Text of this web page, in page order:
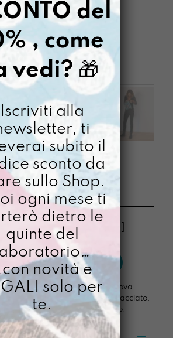
MA GRANDE
ABDITORY
€34,00
X 19,5 x 1,5cm + soffietto ]
LO VOGLIO
nel nostro laboratorio di Padova.
lavorativi, pacco sempre tracciato.
di importo superiore ai 100 euro.
del
, come
vedi? 🎁
Iscriviti alla
ti
subito il
sconto da
sullo Shop.
ogni mese ti
dietro le
quinte del
novità e
solo per
te.